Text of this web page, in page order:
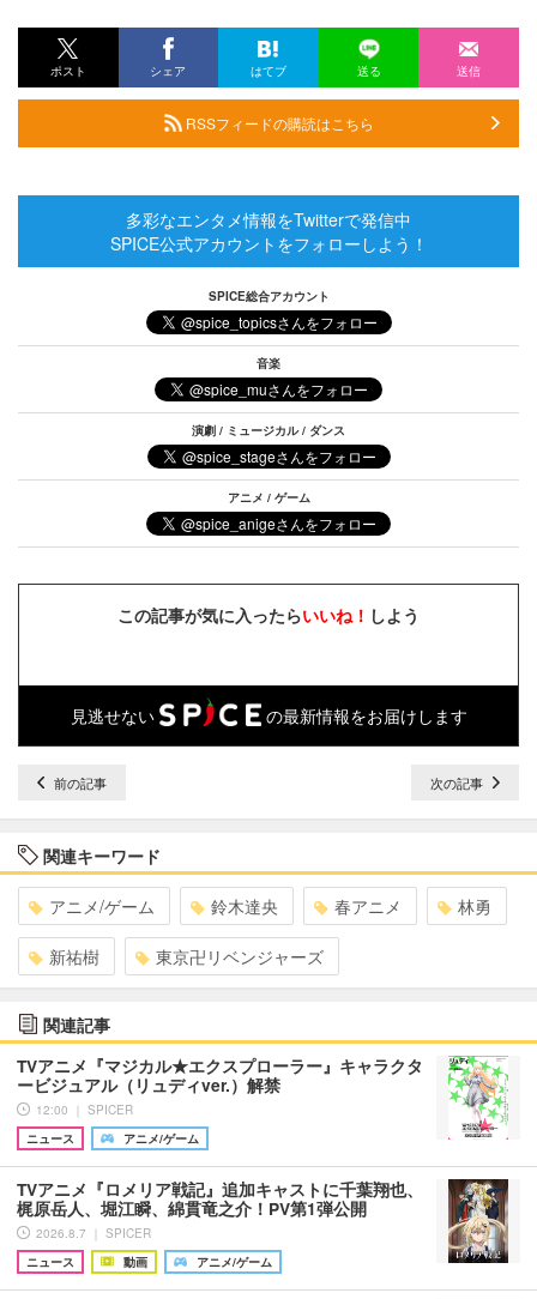
ポスト シェア はてブ 送る 送信
RSSフィードの購読はこちら
多彩なエンタメ情報をTwitterで発信中
SPICE公式アカウントをフォローしよう！
SPICE総合アカウント
音楽
演劇 / ミュージカル / ダンス
アニメ / ゲーム
この記事が気に入ったらいいね！ しよう
見逃せない の最新情報をお届けします
前の記事 次の記事
関連キーワード
アニメ/ゲーム 鈴木達央 春アニメ 林勇
新祐樹 東京卍リベンジャーズ
関連記事
TVアニメ『マジカル★エクスプローラー』キャラクタ
ービジュアル（リュディver.）解禁
12:00 ｜ SPICER
ニュース
アニメ/ゲーム
TVアニメ『ロメリア戦記』追加キャストに千葉翔也、
梶原岳人、堀江瞬、綿貫竜之介！PV第1弾公開
2026.8.7 ｜ SPICER
ニュース
動画 アニメ/ゲーム